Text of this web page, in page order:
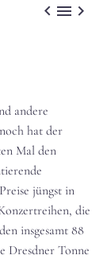
  
andere
hat der
Mal den
jüngst in
die
insgesamt 88
Dresdner Tonne